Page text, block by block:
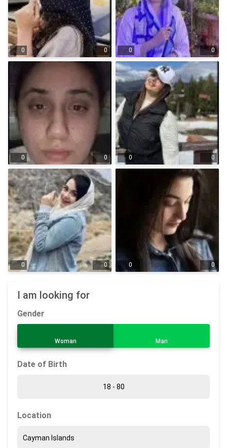
0 0 0 0
0 0 0 0
0 0 0 0
I am looking for
Gender
Woman Man
Date of Birth
Location